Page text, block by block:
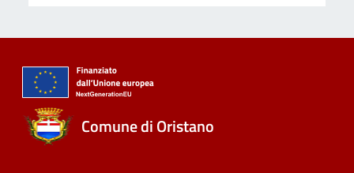
Comune di Oristano